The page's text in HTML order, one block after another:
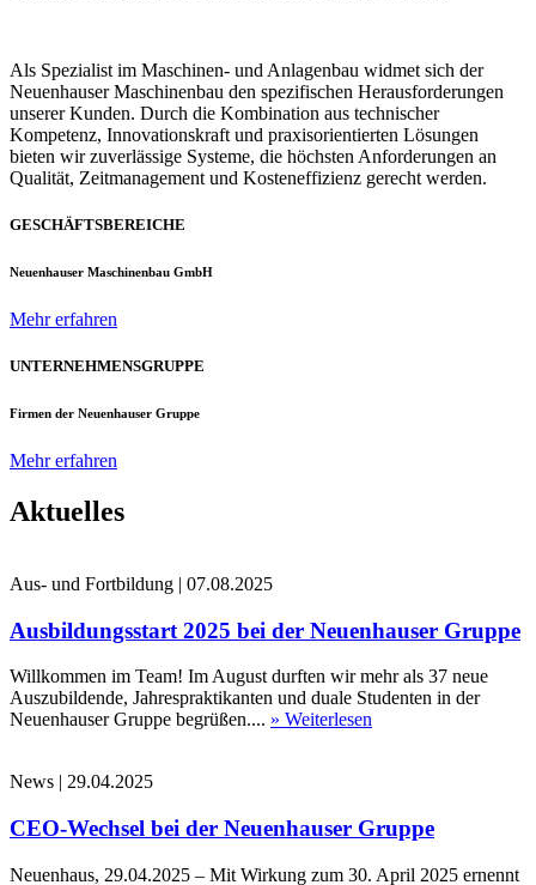
Als Spezialist im Maschinen- und Anlagenbau widmet sich der
Neuenhauser Maschinenbau den spezifischen Herausforderungen
unserer Kunden. Durch die Kombination aus technischer
Kompetenz, Innovationskraft und praxisorientierten Lösungen
bieten wir zuverlässige Systeme, die höchsten Anforderungen an
Qualität, Zeitmanagement und Kosteneffizienz gerecht werden.
GESCHÄFTSBEREICHE
Neuenhauser Maschinenbau GmbH
Mehr erfahren
UNTERNEHMENSGRUPPE
Firmen der Neuenhauser Gruppe
Mehr erfahren
Aktuelles
Aus- und Fortbildung | 07.08.2025
Ausbildungsstart 2025 bei der Neuenhauser Gruppe
Willkommen im Team! Im August durften wir mehr als 37 neue
Auszubildende, Jahrespraktikanten und duale Studenten in der
Neuenhauser Gruppe begrüßen.... » Weiterlesen
News | 29.04.2025
CEO-Wechsel bei der Neuenhauser Gruppe
Neuenhaus, 29.04.2025 – Mit Wirkung zum 30. April 2025 ernennt